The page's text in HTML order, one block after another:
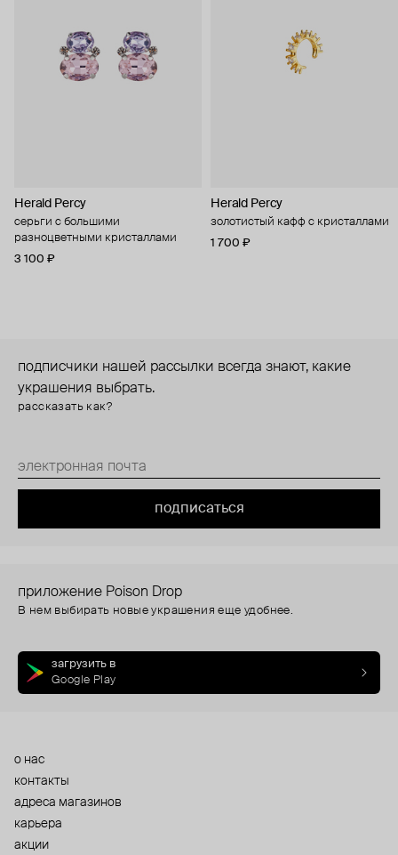
Herald Percy
серьги с большими
разноцветными кристаллами
3 100 ₽
Herald Percy
золотистый кафф с кристаллами
1 700 ₽
подписчики нашей рассылки всегда знают, какие
украшения выбрать.
рассказать как?
подписаться
приложение Poison Drop
В нем выбирать новые украшения еще удобнее.
загрузить в
Google Play
о нас
контакты
адреса магазинов
карьера
акции